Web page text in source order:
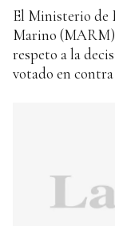
El Ministerio de
Marino (MARM)
respeto a la
votado en